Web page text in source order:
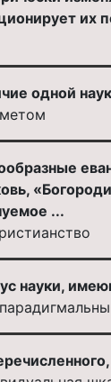
их
одной
...
науки,